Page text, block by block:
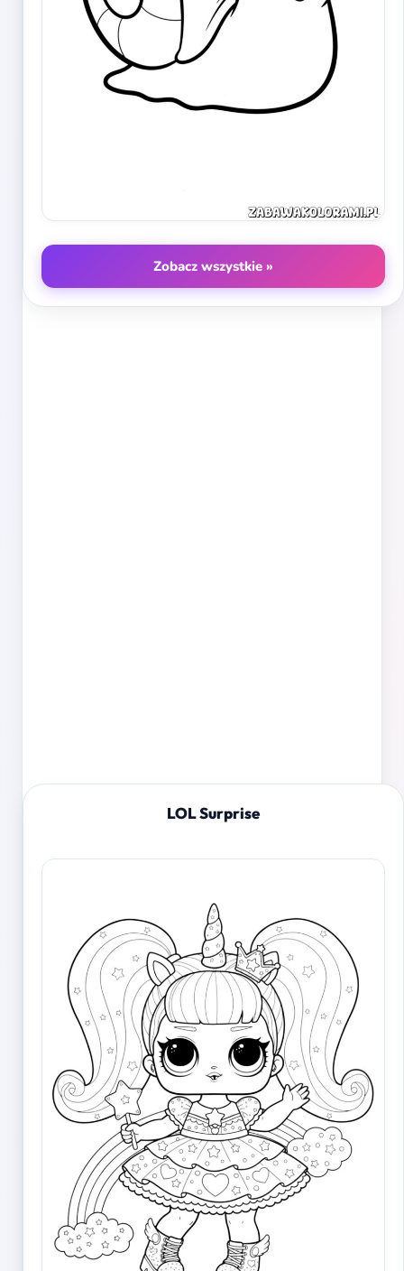
Zobacz wszystkie »
LOL Surprise